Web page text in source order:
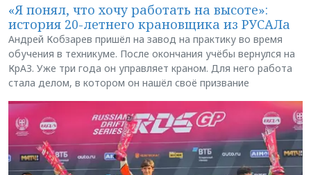
«Я понял, что хочу работать на высоте»:
история 20-летнего крановщика из РУСАЛа
Андрей Кобзарев пришёл на завод на практику во время
обучения в техникуме. После окончания учёбы вернулся на
КрАЗ. Уже три года он управляет краном. Для него работа
стала делом, в котором он нашёл своё призвание